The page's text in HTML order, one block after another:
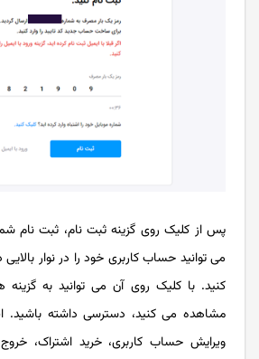
پس از کلیک روی گزینه ثبت نام، ثبت نام
می توانید حساب کاربری خود را در نوار
کنید. با کلیک روی آن می توانید به
مشاهده می کنید، دسترسی داشته باشید.
ویرایش حساب کاربری، خرید اشتراک،